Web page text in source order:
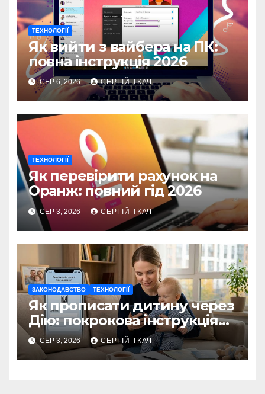
ТЕХНОЛОГІЇ
Як вийти з вайбера на ПК:
повна інструкція 2026
СЕР 6, 2026 СЕРГІЙ ТКАЧ
ТЕХНОЛОГІЇ
Як перевірити рахунок на
Оранж: повний гід 2026
СЕР 3, 2026 СЕРГІЙ ТКАЧ
ЗАКОНОДАВСТВО ТЕХНОЛОГІЇ
Як прописати дитину через
Дію: покрокова інструкція
2026
СЕР 3, 2026 СЕРГІЙ ТКАЧ